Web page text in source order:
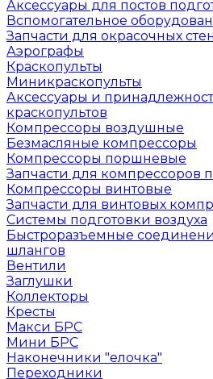
Аксессуары для постов
Вспомогательное
Запчасти для окрасочных
Аэрографы
Краскопульты
Миникраскопульты
Аксессуары и
краскопультов
Компрессоры воздушные
Безмасляные компрессоры
Компрессоры поршневые
Запчасти для компрессоров
Компрессоры винтовые
Запчасти для винтовых
Системы подготовки воздуха
Быстроразъемные
шлангов
Вентили
Заглушки
Коллекторы
Кресты
Макси БРС
Мини БРС
Наконечники "елочка"
Переходники